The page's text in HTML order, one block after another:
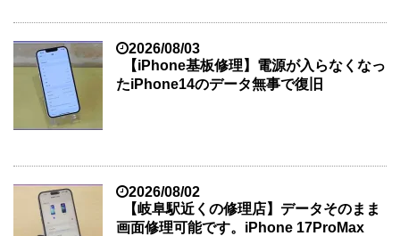
2026/08/03
【iPhone基板修理】電源が入らなくなっ
たiPhone14のデータ無事で復旧
2026/08/02
【岐阜駅近くの修理店】データそのまま
画面修理可能です。iPhone 17ProMax